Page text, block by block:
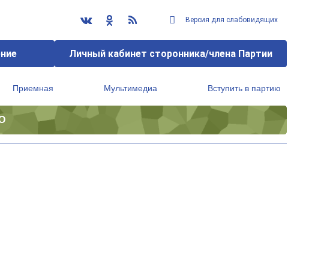
Версия для слабовидящих
Личный кабинет сторонника/члена Партии
Приемная Мультимедиа Вступить в партию